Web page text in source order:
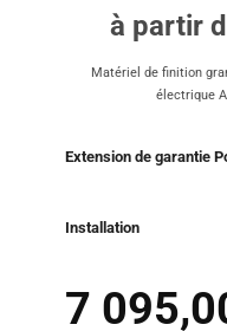
à partir
Matériel de finition
électrique
Extension de garantie
Installation
7